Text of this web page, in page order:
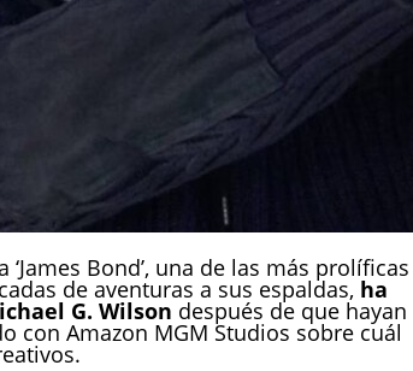
‘James Bond’, una de las más prolíficas
de aventuras a sus espaldas, ha
G. Wilson después de que hayan
con Amazon MGM Studios sobre cuál